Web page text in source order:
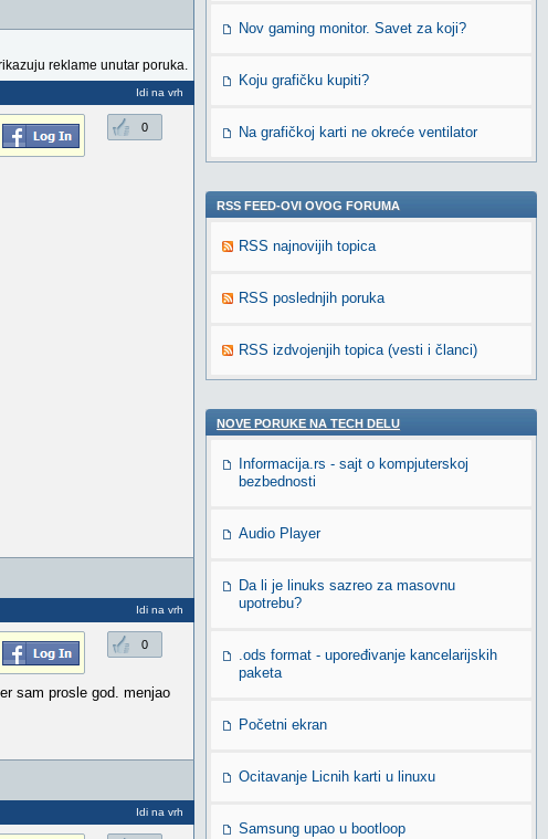
reklame unutar poruka.
Idi na vrh
0
Idi na vrh
0
sam prosle god. menjao
Idi na vrh
Nov gaming monitor. Savet za koji?
Koju grafičku kupiti?
Na grafičkoj karti ne okreće ventilator
RSS FEED-OVI OVOG FORUMA
RSS najnovijih topica
RSS poslednjih poruka
RSS izdvojenjih topica (vesti i članci)
NOVE PORUKE NA TECH DELU
Informacija.rs - sajt o kompjuterskoj
bezbednosti
Audio Player
Da li je linuks sazreo za masovnu
upotrebu?
.ods format - upoređivanje kancelarijskih
paketa
Početni ekran
Ocitavanje Licnih karti u linuxu
Samsung upao u bootloop